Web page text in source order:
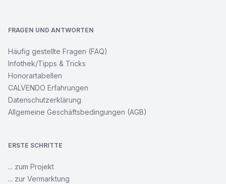
FRAGEN UND ANTWORTEN
Häufig gestellte Fragen (FAQ)
Infothek/Tipps & Tricks
Honorartabellen
CALVENDO Erfahrungen
Datenschutzerklärung
Allgemeine Geschäftsbedingungen (AGB)
ERSTE SCHRITTE
... zum Projekt
... zur Vermarktung